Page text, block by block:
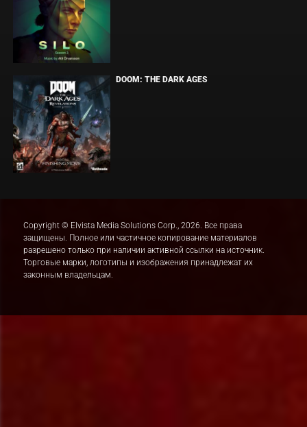
DOOM: THE DARK AGES
Copyright © Elvista Media Solutions Corp., 2026. Все права
защищены. Полное или частичное копирование материалов
разрешено только при наличии активной ссылки на источник.
Торговые марки, логотипы и изображения принадлежат их
законным владельцам.